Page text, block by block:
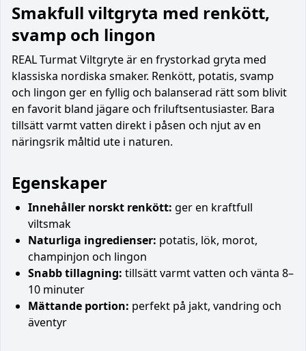
Smakfull viltgryta med renkött,
svamp och lingon
REAL Turmat Viltgryte är en frystorkad gryta med
klassiska nordiska smaker. Renkött, potatis, svamp
och lingon ger en fyllig och balanserad rätt som blivit
en favorit bland jägare och friluftsentusiaster. Bara
tillsätt varmt vatten direkt i påsen och njut av en
näringsrik måltid ute i naturen.
Egenskaper
Innehåller norskt renkött: ger en kraftfull
viltsmak
Naturliga ingredienser: potatis, lök, morot,
champinjon och lingon
Snabb tillagning: tillsätt varmt vatten och vänta 8–
10 minuter
Mättande portion: perfekt på jakt, vandring och
äventyr